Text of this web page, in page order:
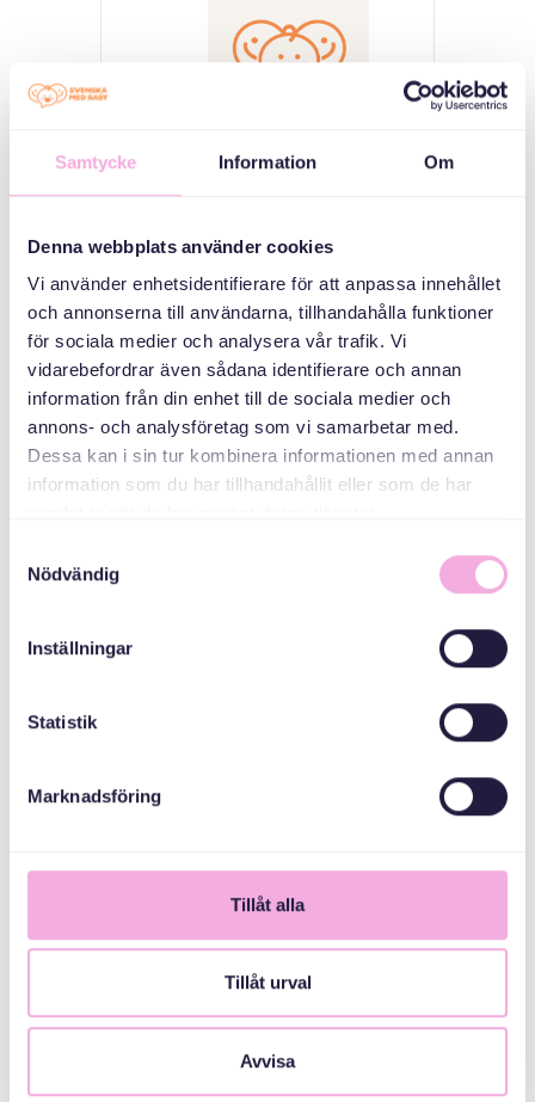
Samtycke Information Om
Denna webbplats använder cookies
Vi använder enhetsidentifierare för att anpassa innehållet
och annonserna till användarna, tillhandahålla funktioner
för sociala medier och analysera vår trafik. Vi
vidarebefordrar även sådana identifierare och annan
information från din enhet till de sociala medier och
annons- och analysföretag som vi samarbetar med.
Dessa kan i sin tur kombinera informationen med annan
information som du har tillhandahållit eller som de har
Nödvändig
Inställningar
Statistik
Marknadsföring
Tillåt alla
Tillåt urval
Avvisa
E-post
bokningen@svenskamedbaby.se
MEDARRANGÖRER
Länsstyrelsen
Stockholm
1